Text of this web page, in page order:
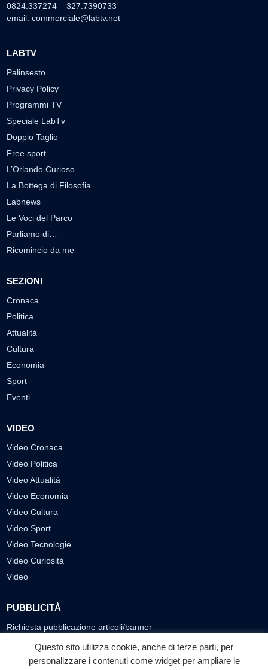
0824.337274 – 327.7390733
email: commerciale@labtv.net
LABTV
Palinsesto
Privacy Policy
Programmi TV
Speciale LabTv
Doppio Taglio
Free sport
L’Orlando Curioso
La Bottega di Filosofia
Labnews
Le Voci del Parco
Parliamo di…
Ricomincio da me
SEZIONI
Cronaca
Politica
Attualità
Cultura
Economia
Sport
Eventi
VIDEO
Video Cronaca
Video Politica
Video Attualità
Video Economia
Video Cultura
Video Sport
Video Tecnologie
Video Curiosità
Video
PUBBLICITÀ
Richiesta pubblicazione articoli/banner
SEGUICI SUI SOCIAL
Questo sito utilizza cookie, anche di terze parti, per
personalizzare i contenuti come widget per ampliare le